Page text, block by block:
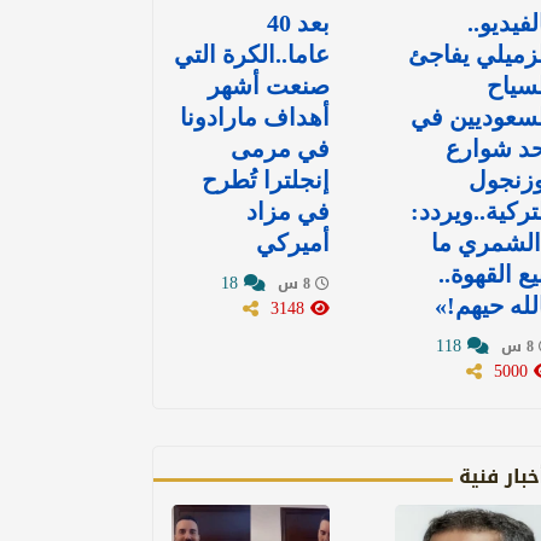
يفاجئ
في
شوارع
ما
القهوة..
حيهم!»
بعد 40
عاما..الكرة التي
صنعت أشهر
أهداف مارادونا
في مرمى
إنجلترا تُطرح
في مزاد
أميركي
فنية